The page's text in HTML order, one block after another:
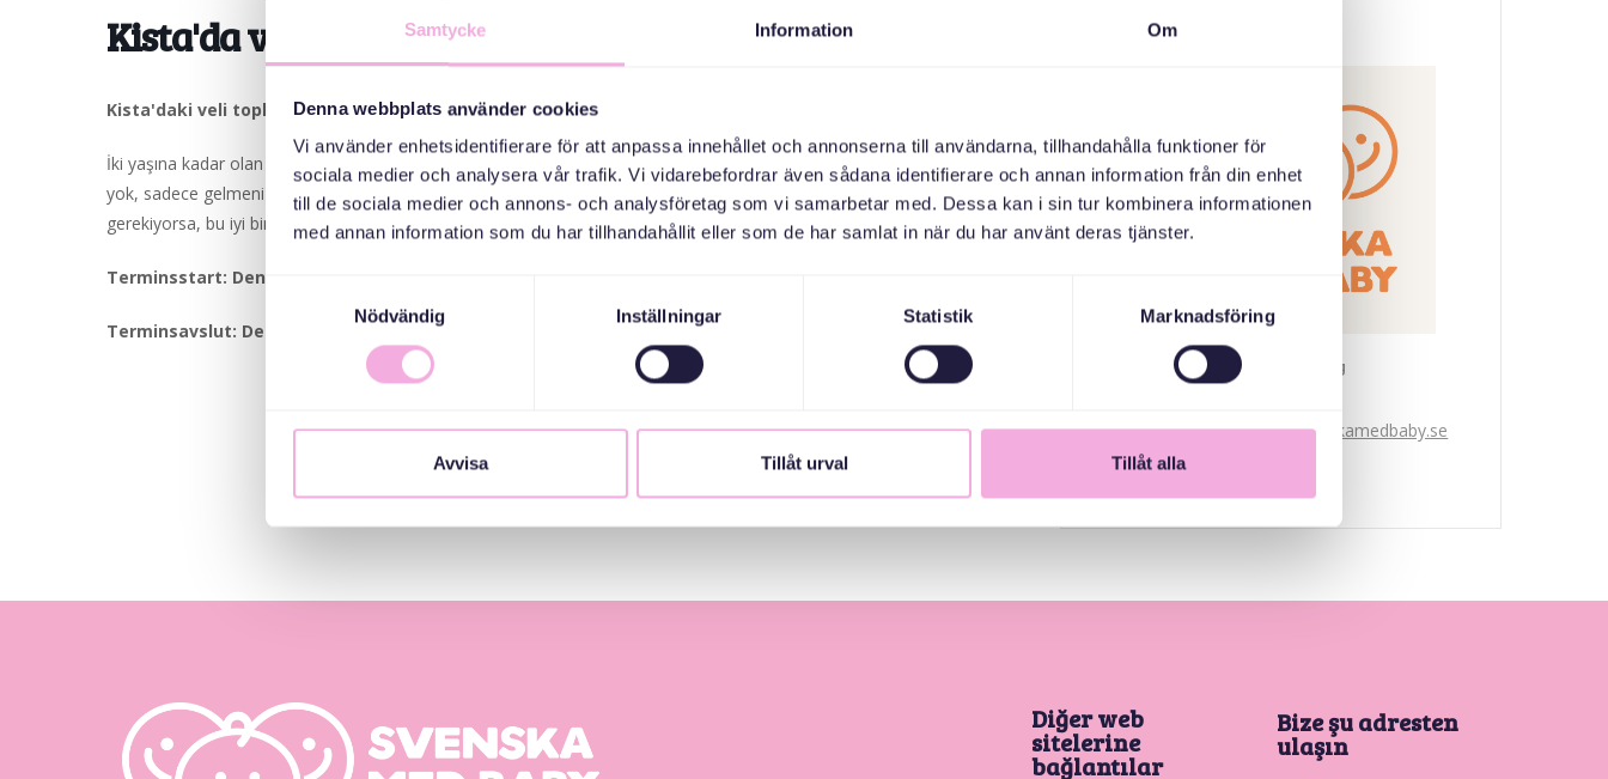
Samtycke Information Om
Denna webbplats använder cookies
Vi använder enhetsidentifierare för att anpassa innehållet och annonserna till användarna, tillhandahålla funktioner för
sociala medier och analysera vår trafik. Vi vidarebefordrar även sådana identifierare och annan information från din enhet
till de sociala medier och annons- och analysföretag som vi samarbetar med. Dessa kan i sin tur kombinera informationen
med annan information som du har tillhandahållit eller som de har samlat in när du har använt deras tjänster.
Nödvändig
Inställningar Statistik Marknadsföring
Avvisa Tillåt urval Tillåt alla
Kista'da veli toplantısı
Kista'daki veli toplantılarımıza hoş geldiniz!
İki yaşına kadar olan tüm çocuklar, ebeveynleri veya diğer yetişkinler katılabilir. Bu toplantı için kayıt yaptırmanıza gerek
yok, sadece gelmeniz yeterli. Oyun oynuyoruz, kahve içiyoruz ve sohbet ediyoruz. İsveççe konuşma pratiği yapmanız
gerekiyorsa, bu iyi bir fırsat! Her zaman ücretsizdir.
Terminsstart: Den 17 mars.
Terminsavslut: Den 26 maj.
ORGANIZATÖR
Svenska med baby
bokningen@svenskamedbaby.se
Diğer web
sitelerine
bağlantılar
Bize şu adresten
ulaşın